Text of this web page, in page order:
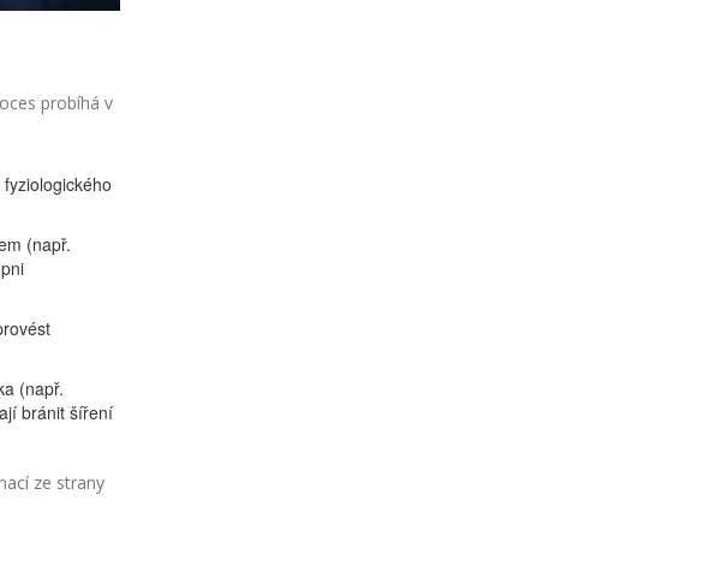
probíhá v
(např.
(např.
bránit šíření
ze strany